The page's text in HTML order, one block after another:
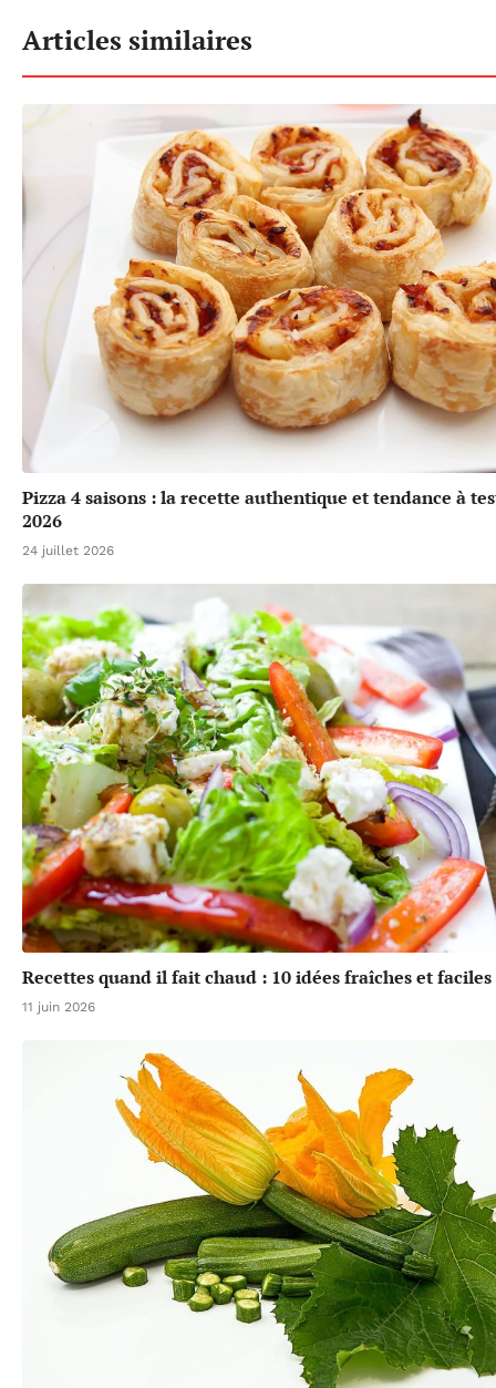
Articles similaires
Pizza 4 saisons : la recette authentique et tendance à
2026
24 juillet 2026
Recettes quand il fait chaud : 10 idées fraîches et faciles
11 juin 2026